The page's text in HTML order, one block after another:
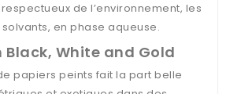
respectueux de l’environnement, les
en phase aqueuse.
White and Gold
papiers peints fait la part belle